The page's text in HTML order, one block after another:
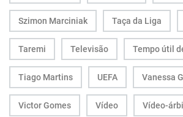
Szimon Marciniak Taça da Liga
Taremi Televisão Tempo útil
Tiago Martins UEFA Vanessa
Victor Gomes Vídeo Vídeo-